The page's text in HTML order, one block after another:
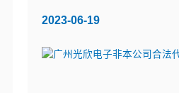
2023-06-19